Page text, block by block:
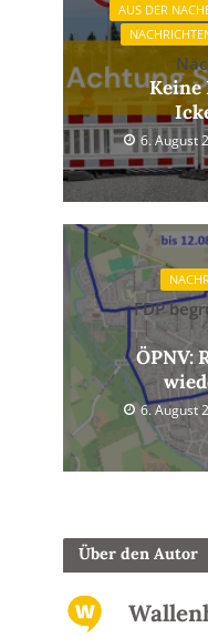
AUS DER
6. August
FDP
ÖPNV:
6. August
Über den Autor